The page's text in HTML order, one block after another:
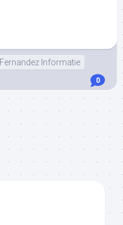
Fernandez Informatie
0